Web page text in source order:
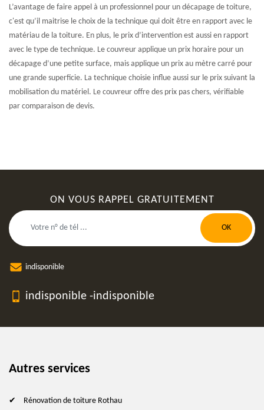
L’avantage de faire appel à un professionnel pour un décapage de toiture,
c'est qu’il maitrise le choix de la technique qui doit être en rapport avec le
matériau de la toiture. En plus, le prix d’intervention est aussi en rapport
avec le type de technique. Le couvreur applique un prix horaire pour un
décapage d’une petite surface, mais applique un prix au mètre carré pour
une grande superficie. La technique choisie influe aussi sur le prix suivant la
mobilisation du matériel. Le couvreur offre des prix pas chers, vérifiable
par comparaison de devis.
ON VOUS RAPPEL GRATUITEMENT
indisponible
indisponible -indisponible
Autres services
Rénovation de toiture Rothau